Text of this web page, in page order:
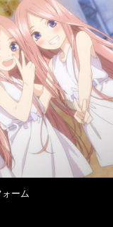
ーム